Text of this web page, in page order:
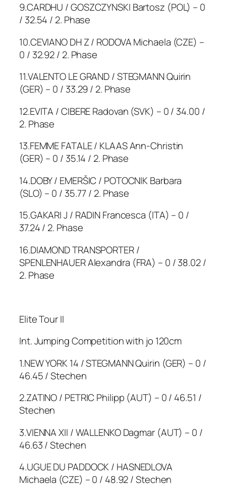
9.CARDHU / GOSZCZYNSKI Bartosz (POL) – 0
/ 32.54 / 2. Phase
10.CEVIANO DH Z / RODOVA Michaela (CZE) –
0 / 32.92 / 2. Phase
11.VALENTO LE GRAND / STEGMANN Quirin
(GER) – 0 / 33.29 / 2. Phase
12.EVITA / CIBERE Radovan (SVK) – 0 / 34.00 /
2. Phase
13.FEMME FATALE / KLAAS Ann-Christin
(GER) – 0 / 35.14 / 2. Phase
14.DOBY / EMERŠIC / POTOCNIK Barbara
(SLO) – 0 / 35.77 / 2. Phase
15.GAKARI J / RADIN Francesca (ITA) – 0 /
37.24 / 2. Phase
16.DIAMOND TRANSPORTER /
SPENLENHAUER Alexandra (FRA) – 0 / 38.02 /
2. Phase
Elite Tour II
Int. Jumping Competition with jo 120cm
1.NEW YORK 14 / STEGMANN Quirin (GER) – 0 /
46.45 / Stechen
2.ZATINO / PETRIC Philipp (AUT) – 0 / 46.51 /
Stechen
3.VIENNA XII / WALLENKO Dagmar (AUT) – 0 /
46.63 / Stechen
4.UGUE DU PADDOCK / HASNEDLOVA
Michaela (CZE) – 0 / 48.92 / Stechen